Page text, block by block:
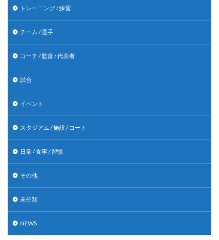
トレーニング / 練習
チーム / 選手
コーチ / 監督 / 代表者
試合
イベント
スタジアム / 施設 / コート
日常 / 食事 / 習慣
その他
未分類
NEWS